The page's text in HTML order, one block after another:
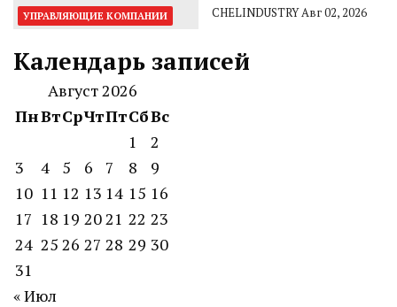
УПРАВЛЯЮЩИЕ КОМПАНИИ CHELINDUSTRYАвг 02, 2026
Календарь записей
Август 2026
ПнВтСрЧтПтСбВс
1
2
3
4 5 6 7 8
9
10 11 12 13 14 15 16
17 18 19 2021 22 23
24 25 26 27 28 29 30
31
« Июл